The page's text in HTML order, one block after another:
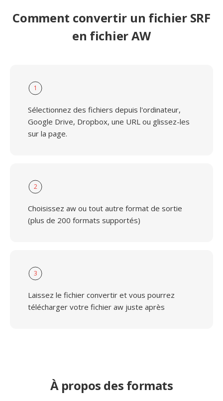
Comment convertir un fichier SRF
en fichier AW
1
Sélectionnez des fichiers depuis l'ordinateur,
Google Drive, Dropbox, une URL ou glissez-les
sur la page.
2
Choisissez aw ou tout autre format de sortie
(plus de 200 formats supportés)
3
Laissez le fichier convertir et vous pourrez
télécharger votre fichier aw juste après
À propos des formats